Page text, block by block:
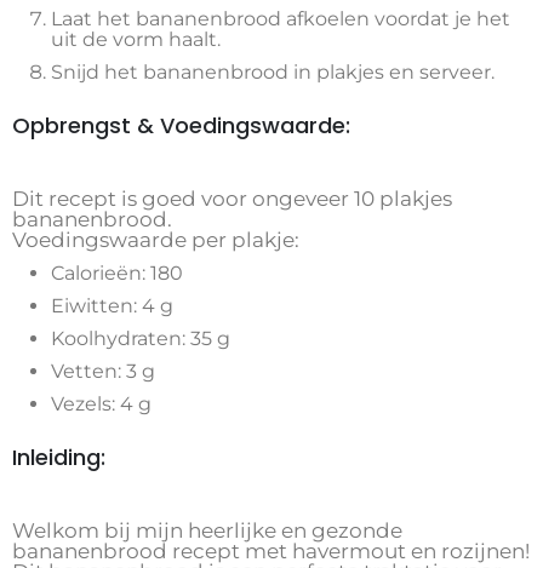
Laat het bananenbrood afkoelen voordat je het
uit de vorm haalt.
Snijd het bananenbrood in plakjes en serveer.
Opbrengst & Voedingswaarde:
Dit recept is goed voor ongeveer 10 plakjes
bananenbrood.
Voedingswaarde per plakje:
Calorieën: 180
Eiwitten: 4 g
Koolhydraten: 35 g
Vetten: 3 g
Vezels: 4 g
Inleiding:
Welkom bij mijn heerlijke en gezonde
bananenbrood recept met havermout en rozijnen!